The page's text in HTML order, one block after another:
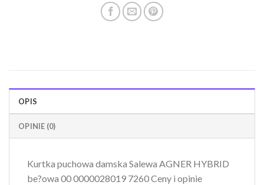
OPIS
OPINIE (0)
Kurtka puchowa damska Salewa AGNER HYBRID
be?owa 00 0000028019 7260 Ceny i opinie